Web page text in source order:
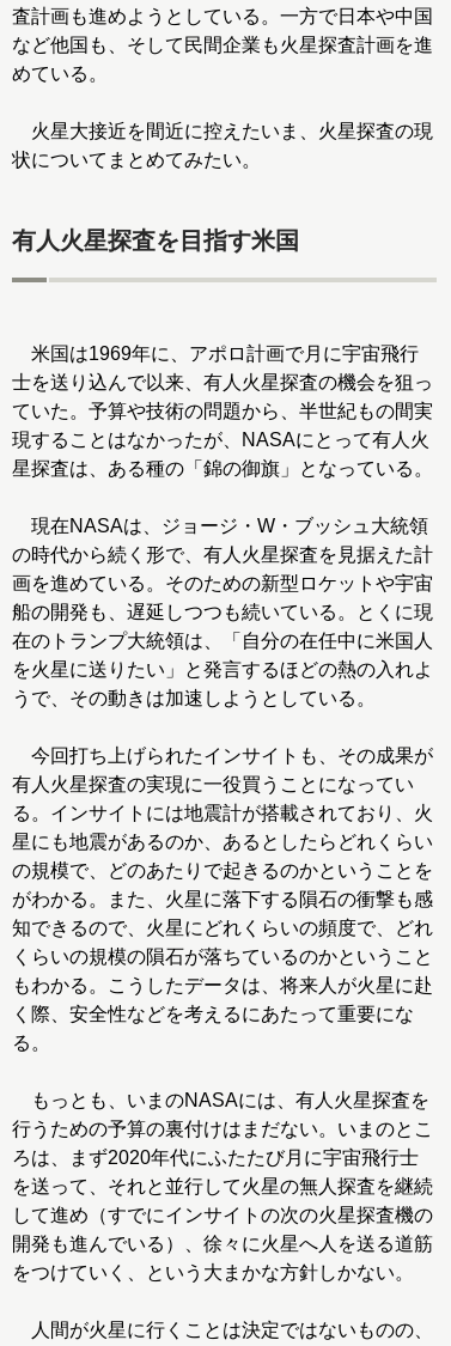
査計画も進めようとしている。一方で日本や中国
など他国も、そして民間企業も火星探査計画を進
めている。
火星大接近を間近に控えたいま、火星探査の現
状についてまとめてみたい。
有人火星探査を目指す米国
米国は1969年に、アポロ計画で月に宇宙飛行
士を送り込んで以来、有人火星探査の機会を狙っ
ていた。予算や技術の問題から、半世紀もの間実
現することはなかったが、NASAにとって有人火
星探査は、ある種の「錦の御旗」となっている。
現在NASAは、ジョージ・W・ブッシュ大統領
の時代から続く形で、有人火星探査を見据えた計
画を進めている。そのための新型ロケットや宇宙
船の開発も、遅延しつつも続いている。とくに現
在のトランプ大統領は、「自分の在任中に米国人
を火星に送りたい」と発言するほどの熱の入れよ
うで、その動きは加速しようとしている。
今回打ち上げられたインサイトも、その成果が
有人火星探査の実現に一役買うことになってい
る。インサイトには地震計が搭載されており、火
星にも地震があるのか、あるとしたらどれくらい
の規模で、どのあたりで起きるのかということを
がわかる。また、火星に落下する隕石の衝撃も感
知できるので、火星にどれくらいの頻度で、どれ
くらいの規模の隕石が落ちているのかということ
もわかる。こうしたデータは、将来人が火星に赴
く際、安全性などを考えるにあたって重要にな
る。
もっとも、いまのNASAには、有人火星探査を
行うための予算の裏付けはまだない。いまのとこ
ろは、まず2020年代にふたたび月に宇宙飛行士
を送って、それと並行して火星の無人探査を継続
して進め（すでにインサイトの次の火星探査機の
開発も進んでいる）、徐々に火星へ人を送る道筋
をつけていく、という大まかな方針しかない。
人間が火星に行くことは決定ではないものの、